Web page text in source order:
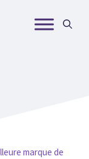
marque de